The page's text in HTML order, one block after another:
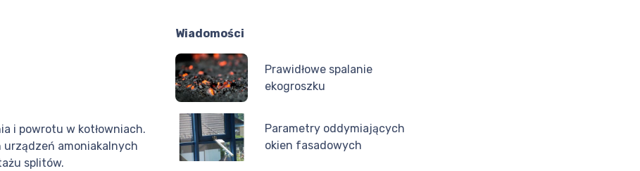
i powrotu w kotłowniach.
urządzeń amoniakalnych
splitów.
Wiadomości
Prawidłowe spalanie
ekogroszku
Parametry oddymiających
okien fasadowych